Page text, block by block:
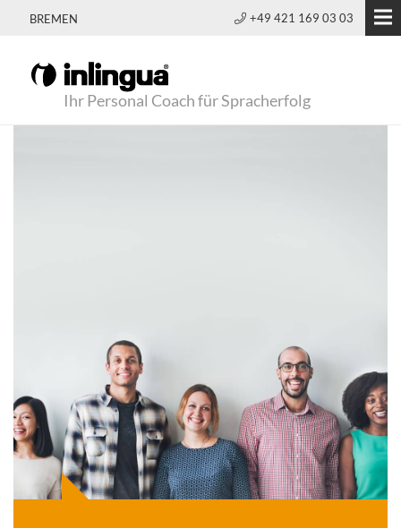
BREMEN +49 421 169 03 03
Ihr Personal Coach für Spracherfolg